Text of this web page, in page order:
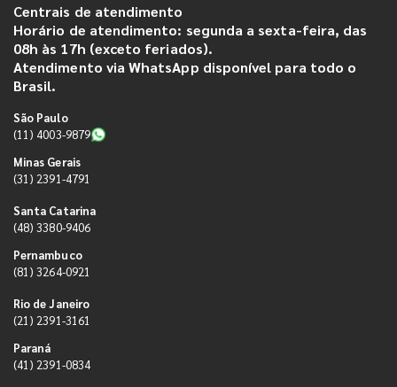
Centrais de atendimento
Horário de atendimento: segunda a sexta-feira, das
08h às 17h (exceto feriados).
Atendimento via WhatsApp disponível para todo o
Brasil.
São Paulo
(11) 4003-9879
Minas Gerais
(31) 2391-4791
Santa Catarina
(48) 3380-9406
Pernambuco
(81) 3264-0921
Rio de Janeiro
(21) 2391-3161
Paraná
(41) 2391-0834